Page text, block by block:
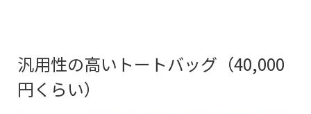
汎用性の高いトートバッグ（40,000
円くらい）